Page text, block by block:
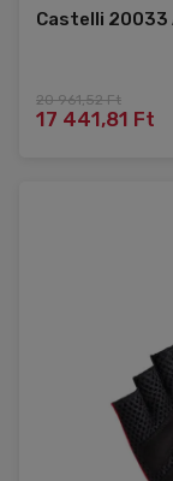
Castelli 20033
20 961,52 Ft
17 441,81 Ft